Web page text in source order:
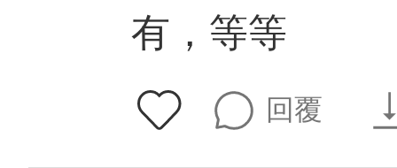
有，等等
回覆